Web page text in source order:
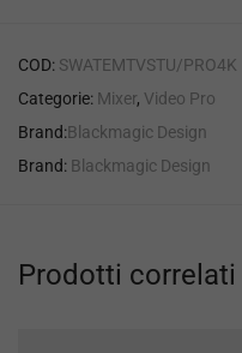
COD: SWATEMTVSTU/PRO4K
Categorie: Mixer, Video Pro
Brand:Blackmagic Design
Brand: Blackmagic Design
Prodotti correlati